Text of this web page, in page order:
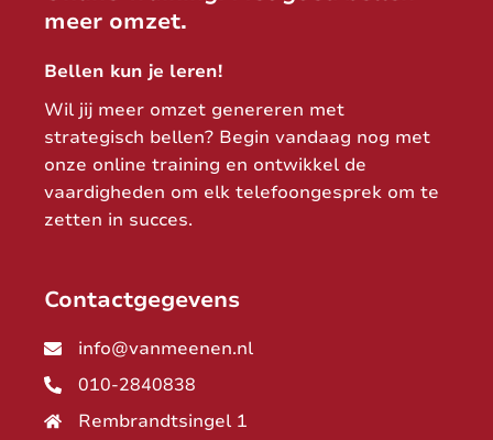
meer omzet.
Bellen kun je leren!
Wil jij meer omzet genereren met
strategisch bellen? Begin vandaag nog met
onze online training en ontwikkel de
vaardigheden om elk telefoongesprek om te
zetten in succes.
Contactgegevens
info@vanmeenen.nl
010-2840838
Rembrandtsingel 1